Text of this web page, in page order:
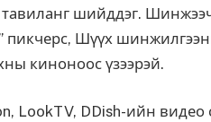
шийддэг. Шинжээч
пикчерс, Шүүх
киноноос үзээрэй.
LookTV, DDish-ийн